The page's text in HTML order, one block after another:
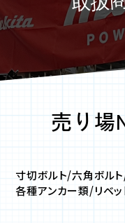
売り場
寸切ボルト/六角ボル
各種アンカー類/リベ